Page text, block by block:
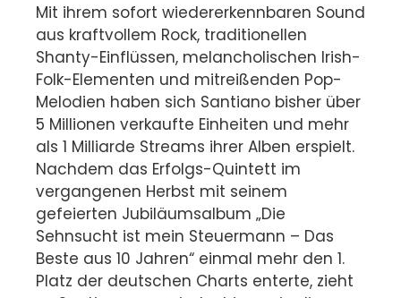
Mit ihrem sofort wiedererkennbaren Sound
aus kraftvollem Rock, traditionellen
Shanty-Einflüssen, melancholischen Irish-
Folk-Elementen und mitreißenden Pop-
Melodien haben sich Santiano bisher über
5 Millionen verkaufte Einheiten und mehr
als 1 Milliarde Streams ihrer Alben erspielt.
Nachdem das Erfolgs-Quintett im
vergangenen Herbst mit seinem
gefeierten Jubiläumsalbum „Die
Sehnsucht ist mein Steuermann – Das
Beste aus 10 Jahren“ einmal mehr den 1.
Platz der deutschen Charts enterte, zieht